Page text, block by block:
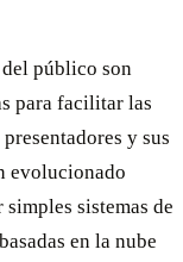
público son
para facilitar las
y sus
evolucionado
sistemas de
en la nube